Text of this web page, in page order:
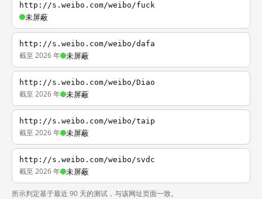
http://s.weibo.com/weibo/fuck
未屏蔽
http://s.weibo.com/weibo/dafa
截至 2026 年 未屏蔽
http://s.weibo.com/weibo/Diao
截至 2026 年 未屏蔽
http://s.weibo.com/weibo/taip
截至 2026 年 未屏蔽
http://s.weibo.com/weibo/svdc
截至 2026 年 未屏蔽
所示判定基于最近 90 天的测试，与该网址页面一致。